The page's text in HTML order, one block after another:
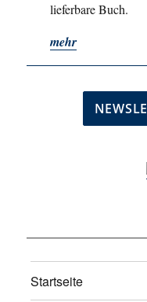
lieferbare Buch.
mehr
Startseite